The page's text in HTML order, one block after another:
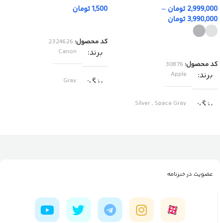
2,999,000 تومان –
3,990,000 تومان
کد محصول:30876
برند Apple
رنگ Silver , Space Gray
1,500تومان
کد محصول:2324626
برند Canon
رنگ Gray
عضویت در خبرنامه